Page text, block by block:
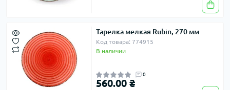
Тарелка мелкая Rubin, 270 мм
Код товара: 774915
В наличии
0
560.00 ₴